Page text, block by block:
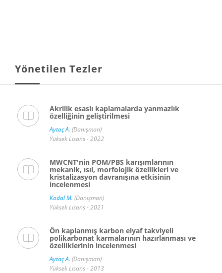
Yönetilen Tezler
Akrilik esaslı kaplamalarda yanmazlık
özelliğinin geliştirilmesi
Aytaç A. (Danışman)
Yüksek Lisans - 2022
MWCNT'nin POM/PBS karışımlarının
mekanik, ısıl, morfolojik özellikleri ve
kristalizasyon davranışına etkisinin
incelenmesi
Kodal M. (Danışman)
Yüksek Lisans - 2021
Ön kaplanmış karbon elyaf takviyeli
polikarbonat karmalarının hazırlanması ve
özelliklerinin incelenmesi
Aytaç A. (Danışman)
Yüksek Lisans - 2013